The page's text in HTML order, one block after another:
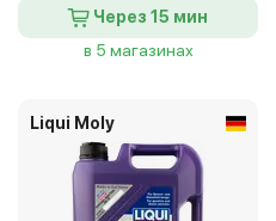
Через 15 мин
в 5 магазинах
Liqui Moly